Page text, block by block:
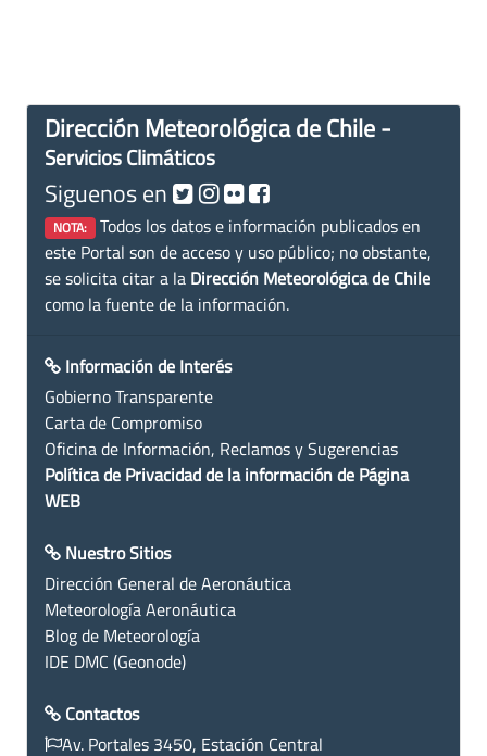
Dirección Meteorológica de Chile -
Servicios Climáticos
Siguenos en
NOTA: Todos los datos e información publicados en
este Portal son de acceso y uso público; no obstante,
se solicita citar a la Dirección Meteorológica de Chile
como la fuente de la información.
Información de Interés
Gobierno Transparente
Carta de Compromiso
Oficina de Información, Reclamos y Sugerencias
Política de Privacidad de la información de Página
WEB
Nuestro Sitios
Dirección General de Aeronáutica
Meteorología Aeronáutica
Blog de Meteorología
IDE DMC (Geonode)
Contactos
Av. Portales 3450, Estación Central